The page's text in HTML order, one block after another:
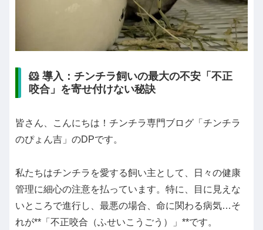
🐹 導入：チンチラ飼いの最大の不安「不正
咬合」を寄せ付けない秘訣
皆さん、こんにちは！チンチラ専門ブログ「チンチラ
のぴょん吉」のDPです。
私たちはチンチラを愛する飼い主として、日々の健康
管理に細心の注意を払っています。特に、目に見えな
いところで進行し、最悪の場合、命に関わる病気…そ
れが**「不正咬合（ふせいこうごう）」**です。